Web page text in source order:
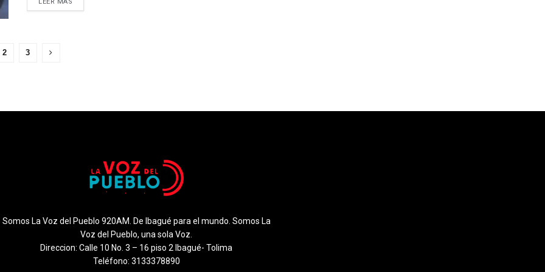
2 3
Somos La Voz del Pueblo 920AM. De Ibagué para el mundo. Somos La
Voz del Pueblo, una sola Voz.
Direccion: Calle 10 No. 3 – 16 piso 2 Ibagué- Tolima
Teléfono: 3133378890